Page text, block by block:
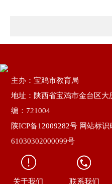
主办：宝鸡市教育局
地址：陕西省宝鸡市金台区
编：721004
陕ICP备12009282号 网站标识
61030302000099号
关于我们 联系我们